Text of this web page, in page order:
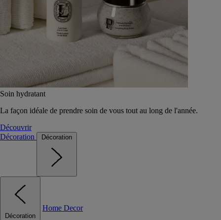
Soin hydratant
La façon idéale de prendre soin de vous tout au long de l'année.
Découvrir
Décoration
Décoration
Décoration
Home Decor